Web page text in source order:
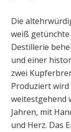
Die
weiß
Destillerie
und einer
zwei
Produziert wird
weitestgehend
Jahren, mit
und Herz. Das